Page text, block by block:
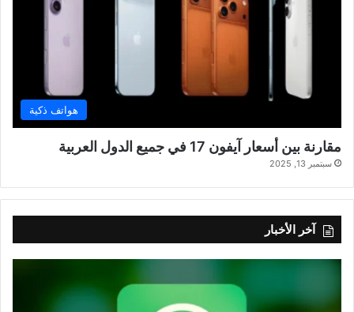
هواتف ذكية
مقارنة بين أسعار آيفون 17 في جميع الدول العربية
سبتمبر 13, 2025
آخر الأخبار